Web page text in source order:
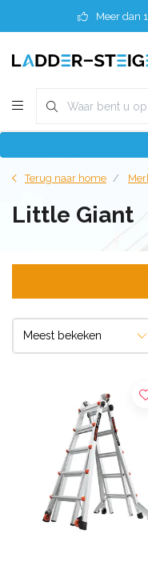
Meer dan
Terug naar home
Little Giant